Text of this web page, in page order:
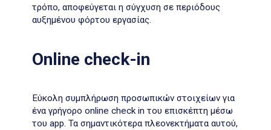
τρόπο, αποφεύγεται η σύγχυση σε περιόδους
αυξημένου φόρτου εργασίας.
Online check-in
Eύκολη συμπλήρωση προσωπικών στοιχείων για
ένα γρήγορο online check in του επισκέπτη μέσω
του app. Τα σημαντικότερα πλεονεκτήματα αυτού,